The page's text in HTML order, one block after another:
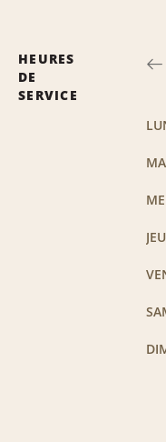
HEURES
DE
SERVICE